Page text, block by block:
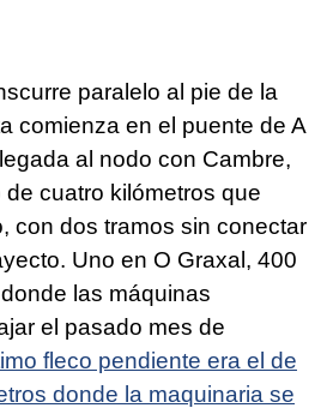
paralelo al pie de la
comienza en el puente de A
al nodo con Cambre,
cuatro kilómetros que
con dos tramos sin conectar
Uno en O Graxal, 400
las máquinas
el pasado mes de
fleco pendiente era el de
donde la maquinaria se